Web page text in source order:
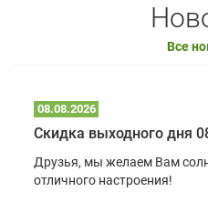
Все
08.08.2026
Скидка выходного дня
Друзья, мы желаем Вам
отличного настроения!